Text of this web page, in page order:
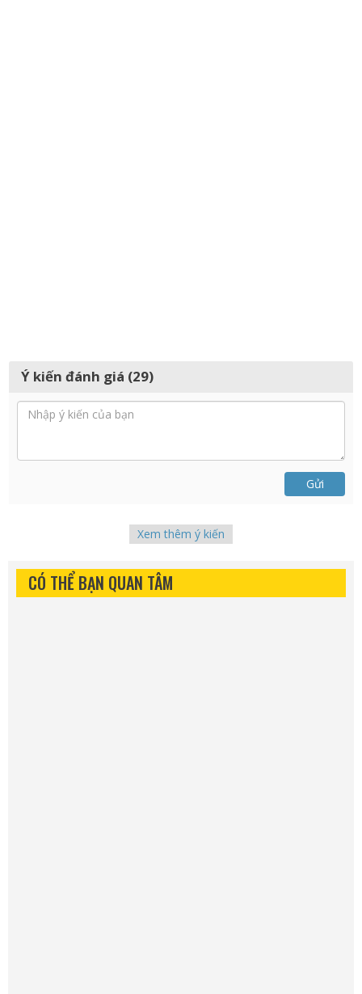
Ý kiến đánh giá (29)
Gửi
Xem thêm ý kiến
CÓ THỂ BẠN QUAN TÂM